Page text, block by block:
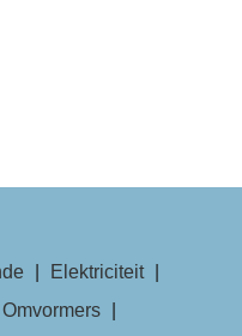
Elektriciteit
Omvormers